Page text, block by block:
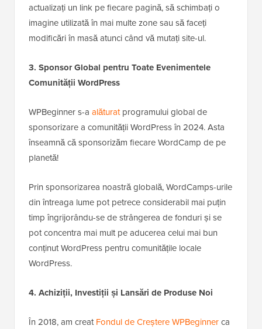
actualizați un link pe fiecare pagină, să schimbați o
imagine utilizată în mai multe zone sau să faceți
modificări în masă atunci când vă mutați site-ul.
3. Sponsor Global pentru Toate Evenimentele
Comunității WordPress
WPBeginner s-a alăturatprogramului global de
sponsorizare a comunității WordPress în 2024. Asta
înseamnă că sponsorizăm fiecare WordCamp de pe
planetă!
Prin sponsorizarea noastră globală, WordCamps-urile
din întreaga lume pot petrece considerabil mai puțin
timp îngrijorându-se de strângerea de fonduri și se
pot concentra mai mult pe aducerea celui mai bun
conținut WordPress pentru comunitățile locale
WordPress.
4. Achiziții, Investiții și Lansări de Produse Noi
În 2018, am creatFondul de Creștere WPBeginnerca